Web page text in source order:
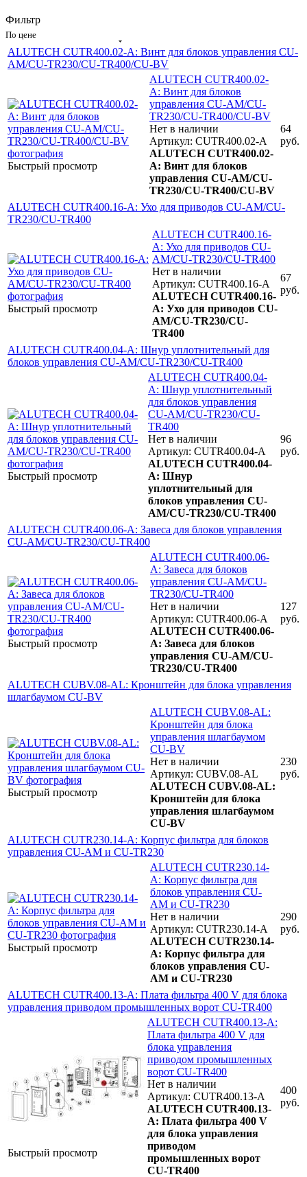
Фильтр
По цене
ALUTECH CUTR400.02-A: Винт для блоков управления CU-
AM/CU-TR230/CU-TR400/CU-BV
Быстрый просмотр
ALUTECH CUTR400.02-
A: Винт для блоков
управления CU-AM/CU-
TR230/CU-TR400/CU-BV
Нет в наличии
Артикул: CUTR400.02-A
ALUTECH CUTR400.02-
A: Винт для блоков
управления CU-AM/CU-
TR230/CU-TR400/CU-BV
64
руб.
ALUTECH CUTR400.16-A: Ухо для приводов CU-AM/CU-
TR230/CU-TR400
Быстрый просмотр
ALUTECH CUTR400.16-
A: Ухо для приводов CU-
AM/CU-TR230/CU-TR400
Нет в наличии
Артикул: CUTR400.16-A
ALUTECH CUTR400.16-
A: Ухо для приводов CU-
AM/CU-TR230/CU-
TR400
67
руб.
ALUTECH CUTR400.04-A: Шнур уплотнительный для
блоков управления CU-AM/CU-TR230/CU-TR400
Быстрый просмотр
ALUTECH CUTR400.04-
A: Шнур уплотнительный
для блоков управления
CU-AM/CU-TR230/CU-
TR400
Нет в наличии
Артикул: CUTR400.04-A
ALUTECH CUTR400.04-
A: Шнур
уплотнительный для
блоков управления CU-
AM/CU-TR230/CU-TR400
96
руб.
ALUTECH CUTR400.06-A: Завеса для блоков управления
CU-AM/CU-TR230/CU-TR400
Быстрый просмотр
ALUTECH CUTR400.06-
A: Завеса для блоков
управления CU-AM/CU-
TR230/CU-TR400
Нет в наличии
Артикул: CUTR400.06-A
ALUTECH CUTR400.06-
A: Завеса для блоков
управления CU-AM/CU-
TR230/CU-TR400
127
руб.
ALUTECH CUBV.08-AL: Кронштейн для блока управления
шлагбаумом CU-BV
Быстрый просмотр
ALUTECH CUBV.08-AL:
Кронштейн для блока
управления шлагбаумом
CU-BV
Нет в наличии
Артикул: CUBV.08-AL
ALUTECH CUBV.08-AL:
Кронштейн для блока
управления шлагбаумом
CU-BV
230
руб.
ALUTECH CUTR230.14-A: Корпус фильтра для блоков
управления CU-AM и CU-TR230
Быстрый просмотр
ALUTECH CUTR230.14-
A: Корпус фильтра для
блоков управления CU-
AM и CU-TR230
Нет в наличии
Артикул: CUTR230.14-A
ALUTECH CUTR230.14-
A: Корпус фильтра для
блоков управления CU-
AM и CU-TR230
290
руб.
ALUTECH CUTR400.13-A: Плата фильтра 400 V для блока
управления приводом промышленных ворот CU-TR400
Быстрый просмотр
ALUTECH CUTR400.13-A:
Плата фильтра 400 V для
блока управления
приводом промышленных
ворот CU-TR400
Нет в наличии
Артикул: CUTR400.13-A
ALUTECH CUTR400.13-
A: Плата фильтра 400 V
для блока управления
приводом
промышленных ворот
CU-TR400
400
руб.